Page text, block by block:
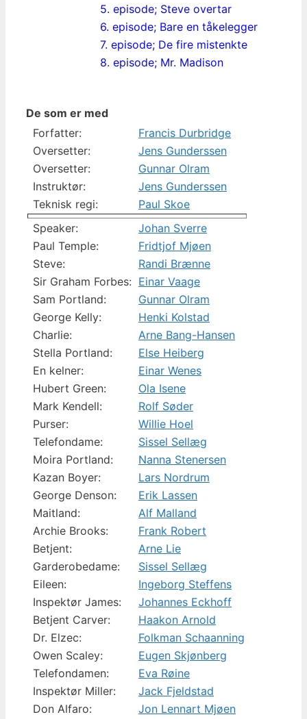
5. episode; Steve overtar
6. episode; Bare en tåkelegger
7. episode; De fire mistenkte
8. episode; Mr. Madison
De som er med
Forfatter:
Francis Durbridge
Oversetter:
Jens Gunderssen
Oversetter:
Gunnar Olram
Instruktør:
Jens Gunderssen
Teknisk regi:
Paul Skoe
Speaker:
Johan Sverre
Paul Temple:
Fridtjof Mjøen
Steve:
Randi Brænne
Sir Graham Forbes: Einar Vaage
Sam Portland:
Gunnar Olram
George Kelly:
Henki Kolstad
Charlie:
Arne Bang-Hansen
Stella Portland:
Else Heiberg
En kelner:
Einar Wenes
Hubert Green:
Ola Isene
Mark Kendell:
Rolf Søder
Purser:
Willie Hoel
Telefondame:
Sissel Sellæg
Moira Portland:
Nanna Stenersen
Kazan Boyer:
Lars Nordrum
George Denson:
Erik Lassen
Maitland:
Alf Malland
Archie Brooks:
Frank Robert
Betjent:
Arne Lie
Garderobedame:
Sissel Sellæg
Eileen:
Ingeborg Steffens
Inspektør James:
Johannes Eckhoff
Betjent Carver:
Haakon Arnold
Dr. Elzec:
Folkman Schaanning
Owen Scaley:
Eugen Skjønberg
Telefondamen:
Eva Røine
Inspektør Miller:
Jack Fjeldstad
Don Alfaro:
Jon Lennart Mjøen